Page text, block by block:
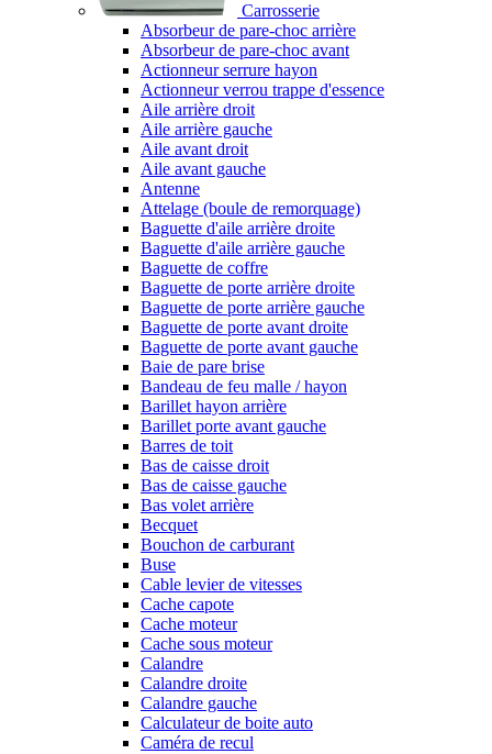
Carrosserie
Absorbeur de pare-choc arrière
Absorbeur de pare-choc avant
Actionneur serrure hayon
Actionneur verrou trappe d'essence
Aile arrière droit
Aile arrière gauche
Aile avant droit
Aile avant gauche
Antenne
Attelage (boule de remorquage)
Baguette d'aile arrière droite
Baguette d'aile arrière gauche
Baguette de coffre
Baguette de porte arrière droite
Baguette de porte arrière gauche
Baguette de porte avant droite
Baguette de porte avant gauche
Baie de pare brise
Bandeau de feu malle / hayon
Barillet hayon arrière
Barillet porte avant gauche
Barres de toit
Bas de caisse droit
Bas de caisse gauche
Bas volet arrière
Becquet
Bouchon de carburant
Buse
Cable levier de vitesses
Cache capote
Cache moteur
Cache sous moteur
Calandre
Calandre droite
Calandre gauche
Calculateur de boite auto
Caméra de recul